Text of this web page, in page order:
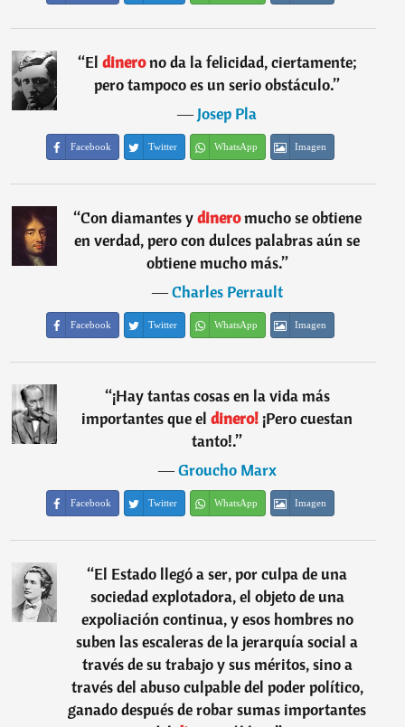
“El dinerono da la felicidad, ciertamente;
pero tampoco es un serio obstáculo.”
―Josep Pla
Facebook Twitter WhatsApp Imagen
“Con diamantes ydineromucho se obtiene
en verdad, pero con dulces palabras aún se
obtiene mucho más.”
―Charles Perrault
Facebook Twitter WhatsApp Imagen
“¡Hay tantas cosas en la vida más
importantes que el dinero!¡Pero cuestan
tanto!.”
―Groucho Marx
Facebook Twitter WhatsApp Imagen
“El Estado llegó a ser, por culpa de una
sociedad explotadora, el objeto de una
expoliación continua, y esos hombres no
suben las escaleras de la jerarquía social a
través de su trabajo y sus méritos, sino a
través del abuso culpable del poder político,
ganado después de robar sumas importantes